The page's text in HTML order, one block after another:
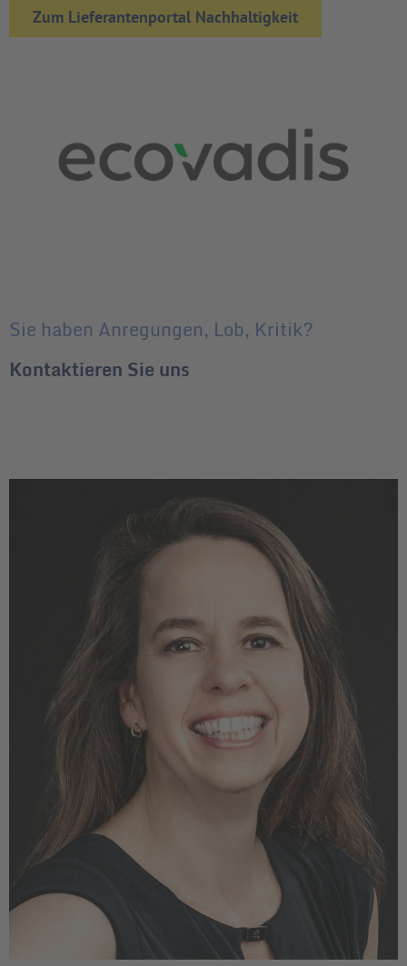
Zum Lieferantenportal Nachhaltigkeit
Sie haben Anregungen, Lob, Kritik?
Kontaktieren Sie uns